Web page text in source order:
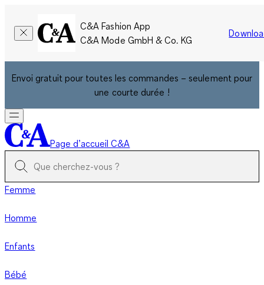
C&A Fashion App
C&A Mode GmbH & Co. KG
Envoi gratuit pour toutes les commandes – seulement pour
une courte durée !
Page d’accueil C&A
Femme
Homme
Enfants
Bébé